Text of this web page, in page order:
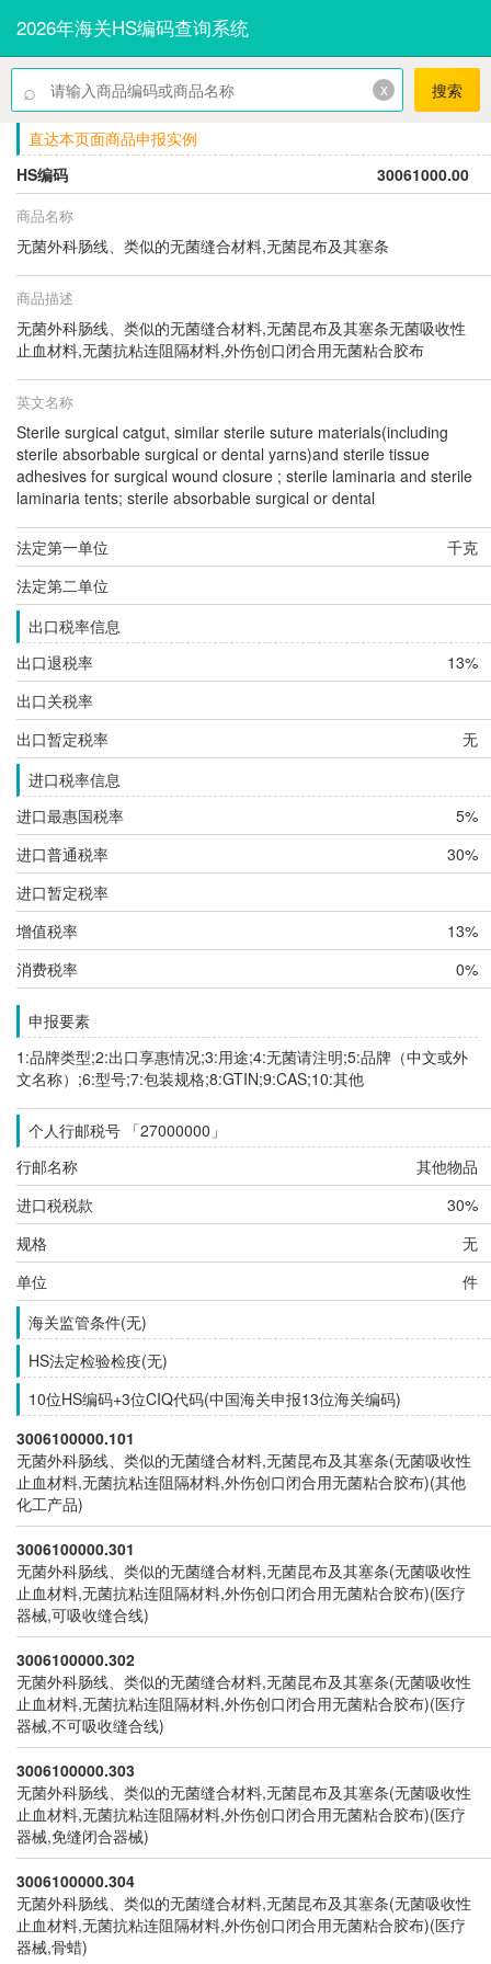
2026年海关HS编码查询系统
⌕ x 搜索
直达本页面商品申报实例
HS编码
30061000.00
商品名称
无菌外科肠线、类似的无菌缝合材料,无菌昆布及其塞条
商品描述
无菌外科肠线、类似的无菌缝合材料,无菌昆布及其塞条无菌吸收性
止血材料,无菌抗粘连阻隔材料,外伤创口闭合用无菌粘合胶布
英文名称
Sterile surgical catgut, similar sterile suture materials(including
sterile absorbable surgical or dental yarns)and sterile tissue
adhesives for surgical wound closure ; sterile laminaria and sterile
laminaria tents; sterile absorbable surgical or dental
法定第一单位
千克
法定第二单位
出口税率信息
出口退税率
13%
出口关税率
出口暂定税率
无
进口税率信息
进口最惠国税率
5%
进口普通税率
30%
进口暂定税率
增值税率
13%
消费税率
0%
申报要素
1:品牌类型;2:出口享惠情况;3:用途;4:无菌请注明;5:品牌（中文或外
文名称）;6:型号;7:包装规格;8:GTIN;9:CAS;10:其他
个人行邮税号 「27000000」
行邮名称
其他物品
进口税税款
30%
规格
无
单位
件
海关监管条件(无)
HS法定检验检疫(无)
10位HS编码+3位CIQ代码(中国海关申报13位海关编码)
3006100000.101
无菌外科肠线、类似的无菌缝合材料,无菌昆布及其塞条(无菌吸收性
止血材料,无菌抗粘连阻隔材料,外伤创口闭合用无菌粘合胶布)(其他
化工产品)
3006100000.301
无菌外科肠线、类似的无菌缝合材料,无菌昆布及其塞条(无菌吸收性
止血材料,无菌抗粘连阻隔材料,外伤创口闭合用无菌粘合胶布)(医疗
器械,可吸收缝合线)
3006100000.302
无菌外科肠线、类似的无菌缝合材料,无菌昆布及其塞条(无菌吸收性
止血材料,无菌抗粘连阻隔材料,外伤创口闭合用无菌粘合胶布)(医疗
器械,不可吸收缝合线)
3006100000.303
无菌外科肠线、类似的无菌缝合材料,无菌昆布及其塞条(无菌吸收性
止血材料,无菌抗粘连阻隔材料,外伤创口闭合用无菌粘合胶布)(医疗
器械,免缝闭合器械)
3006100000.304
无菌外科肠线、类似的无菌缝合材料,无菌昆布及其塞条(无菌吸收性
止血材料,无菌抗粘连阻隔材料,外伤创口闭合用无菌粘合胶布)(医疗
器械,骨蜡)